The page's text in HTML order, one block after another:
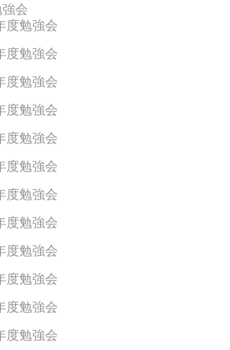
会
度勉強会
度勉強会
度勉強会
度勉強会
度勉強会
度勉強会
度勉強会
度勉強会
度勉強会
度勉強会
度勉強会
度勉強会